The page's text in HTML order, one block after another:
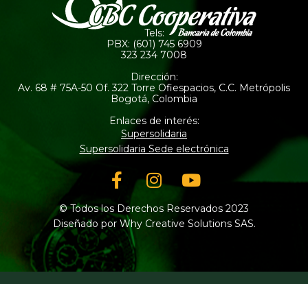
Tels:
PBX: (601) 745 6909
323 234 7008
Dirección:
Av. 68 # 75A-50 Of. 322 Torre Ofiespacios, C.C. Metrópolis
Bogotá, Colombia
Enlaces de interés:
Supersolidaria
Supersolidaria Sede electrónica
Facebook-
f
Instagram
Youtube
© Todos los Derechos Reservados 2023
Diseñado por Why Creative Solutions SAS.